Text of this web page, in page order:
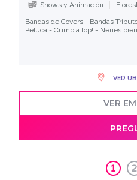
Shows y Animación
Bandas de Covers - Bandas
Peluca - Cumbia top! - Nenes bien
VER
VER
1 2